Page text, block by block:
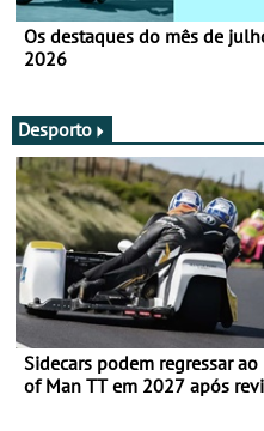
Os destaques do mês de
2026
Desporto
Sidecars podem regressar
of Man TT em 2027 após